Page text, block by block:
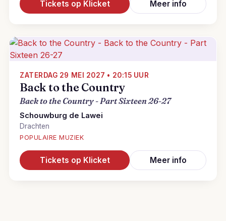
Tickets op Klicket Meer info
ZATERDAG 29 MEI 2027 • 20:15 UUR
Back to the Country
Back to the Country - Part Sixteen 26-27
Schouwburg de Lawei
Drachten
POPULAIRE MUZIEK
Tickets op Klicket Meer info